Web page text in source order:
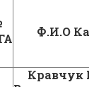
Ф.И.О
Кравчук